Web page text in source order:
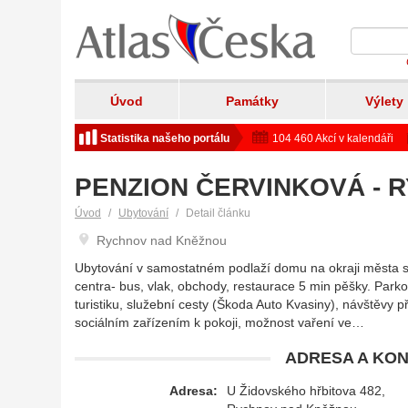
Úvod Památky Výlety
Statistika našeho portálu 104 460 Akcí v kalendáři
PENZION ČERVINKOVÁ -
Úvod Ubytování Detail článku
Rychnov nad Kněžnou
Ubytování v samostatném podlaží domu na okraji
centra- bus, vlak, obchody, restaurace 5 min pěšky.
turistiku, služební cesty (Škoda Auto Kvasiny), návštěvy
sociálním zařízením k pokoji, možnost vaření ve…
ADRESA A
Adresa:
U Židovského hřbitova 482,